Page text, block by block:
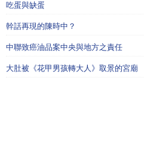
吃蛋與缺蛋
幹話再現的陳時中？
中聯致癌油品案中央與地方之責任
大肚被《花甲男孩轉大人》取景的宮廟